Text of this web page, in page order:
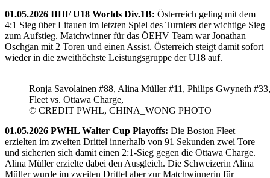
01.05.2026 IIHF U18 Worlds Div.1B: Österreich geling mit dem
4:1 Sieg über Litauen im letzten Spiel des Turniers der wichtige Sieg
zum Aufstieg. Matchwinner für das ÖEHV Team war Jonathan
Oschgan mit 2 Toren und einen Assist. Österreich steigt damit sofort
wieder in die zweithöchste Leistungsgruppe der U18 auf.
Ronja Savolainen #88, Alina Müller #11, Philips Gwyneth
Fleet vs. Ottawa Charge,
© CREDIT PWHL, CHINA_WONG PHOTO
01.05.2026 PWHL Walter Cup Playoffs: Die Boston Fleet
erzielten im zweiten Drittel innerhalb von 91 Sekunden zwei Tore
und sicherten sich damit einen 2:1-Sieg gegen die Ottawa Charge.
Alina Müller erzielte dabei den Ausgleich. Die Schweizerin Alina
Müller wurde im zweiten Drittel aber zur Matchwinnerin für